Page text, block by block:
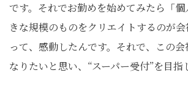
です。それでお勤めを始めてみたら「
きな規模のものをクリエイトするのが
って、感動したんです。それで、この
なりたいと思い、“スーパー受付”を目指